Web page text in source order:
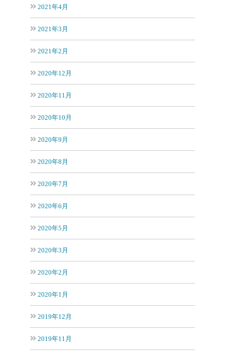
2021年4月
2021年3月
2021年2月
2020年12月
2020年11月
2020年10月
2020年9月
2020年8月
2020年7月
2020年6月
2020年5月
2020年3月
2020年2月
2020年1月
2019年12月
2019年11月